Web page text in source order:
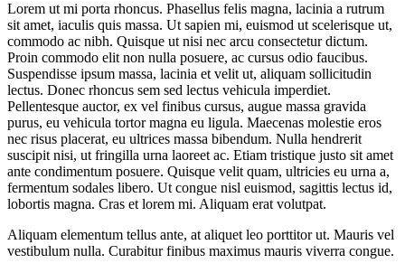
Lorem ut mi porta rhoncus. Phasellus felis magna, lacinia a rutrum
sit amet, iaculis quis massa. Ut sapien mi, euismod ut scelerisque ut,
commodo ac nibh. Quisque ut nisi nec arcu consectetur dictum.
Proin commodo elit non nulla posuere, ac cursus odio faucibus.
Suspendisse ipsum massa, lacinia et velit ut, aliquam sollicitudin
lectus. Donec rhoncus sem sed lectus vehicula imperdiet.
Pellentesque auctor, ex vel finibus cursus, augue massa gravida
purus, eu vehicula tortor magna eu ligula. Maecenas molestie eros
nec risus placerat, eu ultrices massa bibendum. Nulla hendrerit
suscipit nisi, ut fringilla urna laoreet ac. Etiam tristique justo sit amet
ante condimentum posuere. Quisque velit quam, ultricies eu urna a,
fermentum sodales libero. Ut congue nisl euismod, sagittis lectus id,
lobortis magna. Cras et lorem mi. Aliquam erat volutpat.
Aliquam elementum tellus ante, at aliquet leo porttitor ut. Mauris vel
vestibulum nulla. Curabitur finibus maximus mauris viverra congue.